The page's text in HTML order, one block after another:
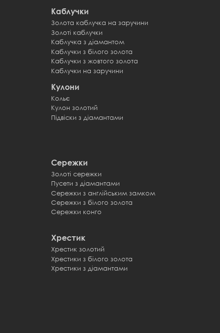
Каблучки
Золота каблучка на заручини
Золоті каблучки
Каблучка з діамантом
Каблучки з білого золота
Каблучки з жовтого золота
Каблучки на заручини
Кулони
Кольє
Кулон золотий
Підвіски з діамантами
Сережки
Золоті сережки
Пусети з діамантами
Сережки з англійським замком
Сережки з білого золота
Сережки конго
Хрестик
Хрестик золотий
Хрестики з білого золота
Хрестики з діамантами